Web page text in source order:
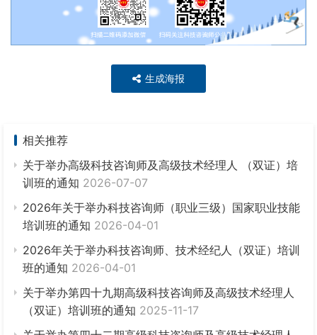
生成海报
相关推荐
关于举办高级科技咨询师及高级技术经理人 （双证）培
训班的通知 2026-07-07
2026年关于举办科技咨询师（职业三级）国家职业技能
培训班的通知 2026-04-01
2026年关于举办科技咨询师、技术经纪人（双证）培训
班的通知 2026-04-01
关于举办第四十九期高级科技咨询师及高级技术经理人
（双证）培训班的通知 2025-11-17